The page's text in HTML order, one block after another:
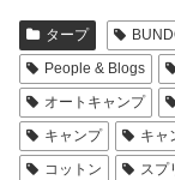
タープ
People & Blogs
オートキャンプ
キャンプ
キャ
コットン
スプ